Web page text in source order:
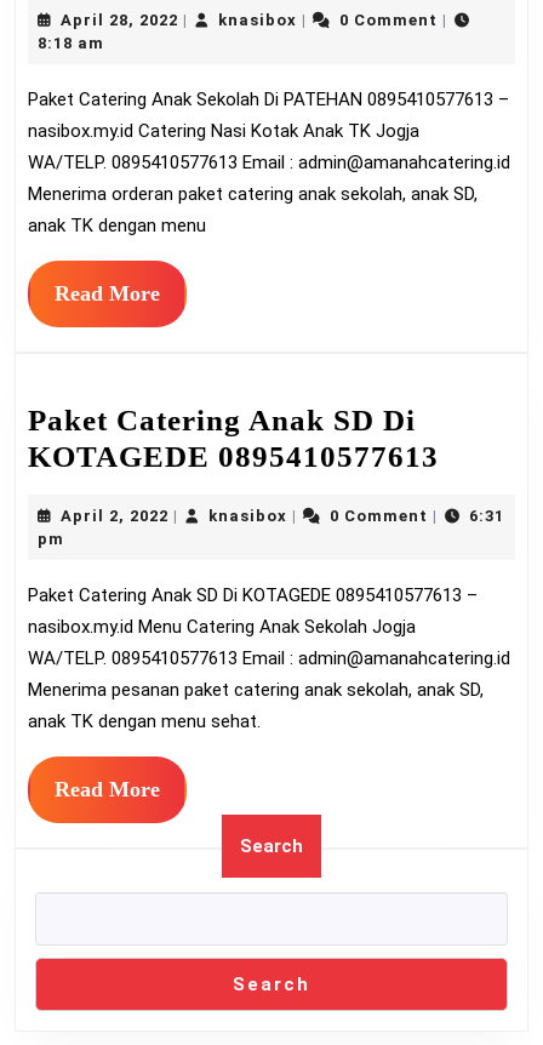
Anak
Di
April 28, 2022 Aprilknasiboxknasibox0 Comment
8:18 am
Paket Catering Anak Sekolah Di PATEHAN 0895410577613 –
nasibox.my.id Catering Nasi Kotak Anak TK Jogja
WA/TELP. 0895410577613 Email : admin@amanahcatering.id
Menerima orderan paket catering anak sekolah, anak SD,
anak TK dengan menu
Read MoreRead
More
Paket Catering Anak SD Di
KOTAGEDE 0895410577613
Anak
Di
April 2, 2022 Aprilknasiboxknasibox0 Comment
6:31
pm
Paket Catering Anak SD Di KOTAGEDE 0895410577613 –
nasibox.my.id Menu Catering Anak Sekolah Jogja
WA/TELP. 0895410577613 Email : admin@amanahcatering.id
Menerima pesanan paket catering anak sekolah, anak SD,
anak TK dengan menu sehat.
Read MoreRead
More
Search
Search